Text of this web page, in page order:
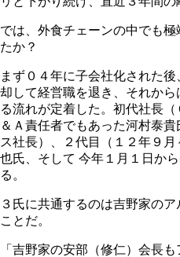
では、外食チェーンの中でも
たか？
まず０４年に子会社化された
却して経営職を退き、それか
る流れが定着した。初代社長
＆Ａ責任者でもあった河村泰
ス社長）、２代目（１２年９
也氏、そして 今年１月１日か
る。
３氏に共通するのは吉野家の
ことだ。
「吉野家の安部（修仁）会長